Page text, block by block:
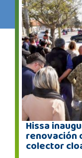
Hissa
renovación
colector